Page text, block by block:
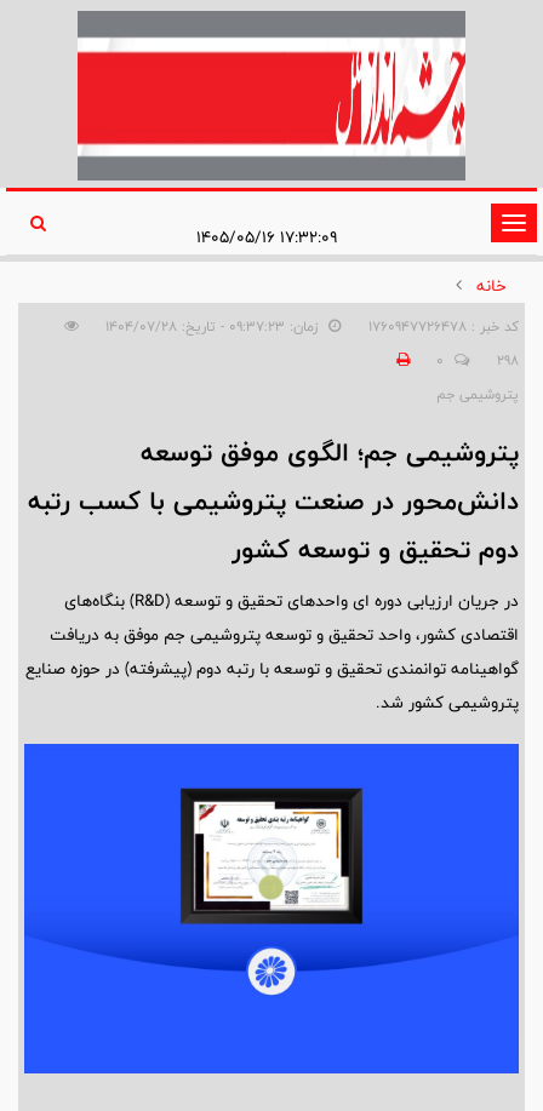
تغییر
وضعیت
ناوبری
۱۷:۳۲:۰۹ ۱۴۰۵/۰۵/۱۶
خانه
کد خبر : 1760947726478
زمان: ۰۹:۳۷:۲۳ - تاریخ: ۱۴۰۴/۰۷/۲۸
298
0
پتروشیمی جم
پتروشیمی جم؛ الگوی موفق توسعه
دانش‌محور در صنعت پتروشیمی با کسب رتبه
دوم تحقیق و توسعه کشور
در جریان ارزیابی دوره ای واحدهای تحقیق و توسعه (R&D) بنگاه‌های
اقتصادی کشور، واحد تحقیق و توسعه پتروشیمی جم موفق به دریافت
گواهینامه توانمندی تحقیق و توسعه با رتبه دوم (پیشرفته) در حوزه صنایع
پتروشیمی کشور شد.